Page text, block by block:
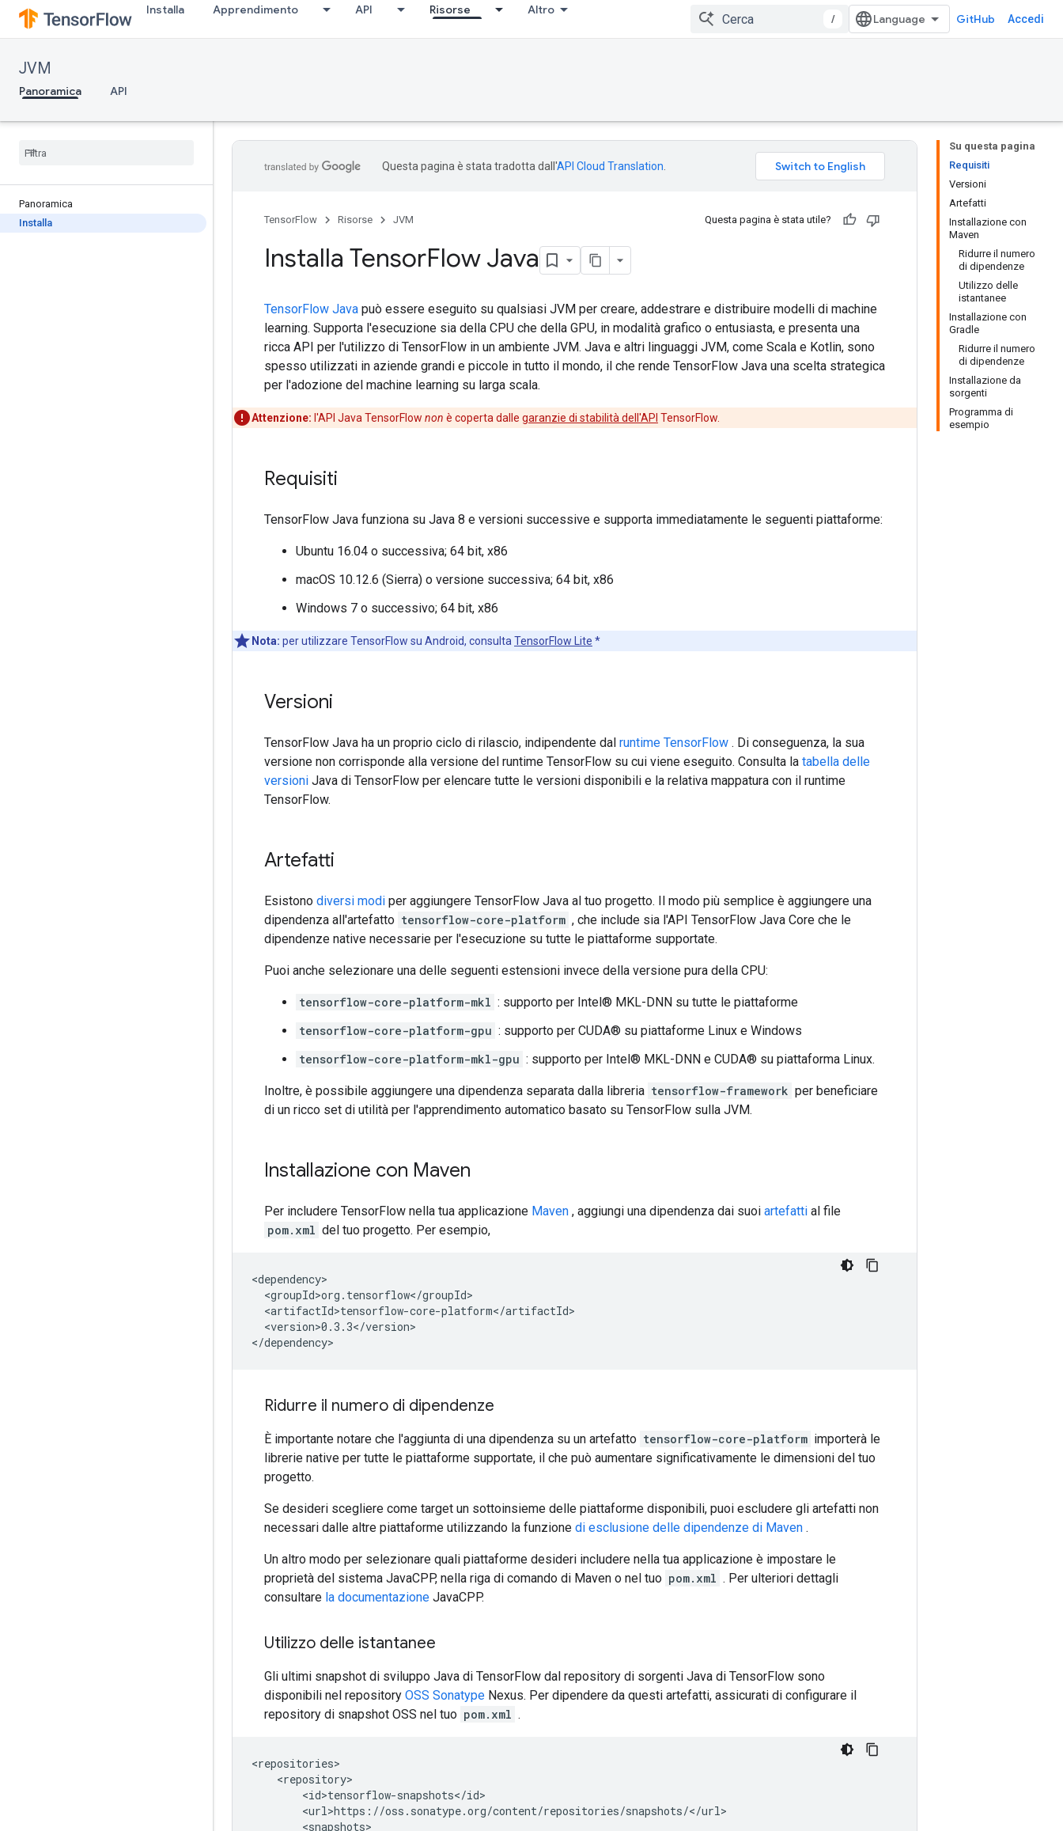
Installa Apprendimento API Risorse Altro
/ GitHub Accedi
JVM
Panoramica API
Panoramica
Installa
Su questa pagina
Requisiti
Versioni
Artefatti
Installazione con
Maven
Ridurre il numero
di dipendenze
Utilizzo delle
istantanee
Installazione con
Gradle
Ridurre il numero
di dipendenze
Installazione da
sorgenti
Programma di
esempio
Questa pagina è stata tradotta dall'API Cloud Translation
TensorFlow Risorse JVM Questa pagina è stata utile?
Installa TensorFlow Java
TensorFlow Java può essere eseguito su qualsiasi JVM per creare, addestrare e distribuire modelli di machine
learning. Supporta l'esecuzione sia della CPU che della GPU, in modalità grafico o entusiasta, e presenta una
ricca API per l'utilizzo di TensorFlow in un ambiente JVM. Java e altri linguaggi JVM, come Scala e Kotlin, sono
spesso utilizzati in aziende grandi e piccole in tutto il mondo, il che rende TensorFlow Java una scelta strategica
per l'adozione del machine learning su larga scala.
Attenzione: l'API Java TensorFlow non è coperta dalle garanzie di stabilità dell'API TensorFlow.
Requisiti
TensorFlow Java funziona su Java 8 e versioni successive e supporta immediatamente le seguenti piattaforme:
Ubuntu 16.04 o successiva; 64 bit, x86
macOS 10.12.6 (Sierra) o versione successiva; 64 bit, x86
Windows 7 o successivo; 64 bit, x86
Nota: per utilizzare TensorFlow su Android, consulta TensorFlow Lite *
Versioni
TensorFlow Java ha un proprio ciclo di rilascio, indipendente dal runtime TensorFlow . Di conseguenza, la sua
versione non corrisponde alla versione del runtime TensorFlow su cui viene eseguito. Consulta la tabella delle
versioni Java di TensorFlow per elencare tutte le versioni disponibili e la relativa mappatura con il runtime
TensorFlow.
Artefatti
Esistono diversi modi per aggiungere TensorFlow Java al tuo progetto. Il modo più semplice è aggiungere una
dipendenza all'artefatto tensorflow-core-platform , che include sia l'API TensorFlow Java Core che le
dipendenze native necessarie per l'esecuzione su tutte le piattaforme supportate.
Puoi anche selezionare una delle seguenti estensioni invece della versione pura della CPU:
tensorflow-core-platform-mkl : supporto per Intel® MKL-DNN su tutte le piattaforme
tensorflow-core-platform-gpu : supporto per CUDA® su piattaforme Linux e Windows
tensorflow-core-platform-mkl-gpu : supporto per Intel® MKL-DNN e CUDA® su piattaforma Linux.
Inoltre, è possibile aggiungere una dipendenza separata dalla libreria tensorflow-framework per beneficiare
di un ricco set di utilità per l'apprendimento automatico basato su TensorFlow sulla JVM.
Installazione con Maven
Per includere TensorFlow nella tua applicazione Maven , aggiungi una dipendenza dai suoi artefatti al file
pom.xml del tuo progetto. Per esempio,
<version>0.3.3</version>
Ridurre il numero di dipendenze
È importante notare che l'aggiunta di una dipendenza su un artefatto tensorflow-core-platform importerà le
librerie native per tutte le piattaforme supportate, il che può aumentare significativamente le dimensioni del tuo
progetto.
Se desideri scegliere come target un sottoinsieme delle piattaforme disponibili, puoi escludere gli artefatti non
necessari dalle altre piattaforme utilizzando la funzione di esclusione delle dipendenze di Maven .
Un altro modo per selezionare quali piattaforme desideri includere nella tua applicazione è impostare le
proprietà del sistema JavaCPP, nella riga di comando di Maven o nel tuo pom.xml . Per ulteriori dettagli
consultare la documentazione JavaCPP.
Utilizzo delle istantanee
Gli ultimi snapshot di sviluppo Java di TensorFlow dal repository di sorgenti Java di TensorFlow sono
disponibili nel repository OSS Sonatype Nexus. Per dipendere da questi artefatti, assicurati di configurare il
repository di snapshot OSS nel tuo pom.xml .